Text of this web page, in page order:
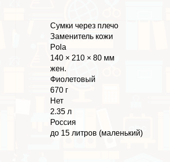
Сумки через плечо
Заменитель кожи
Pola
140 × 210 × 80 мм
жен.
Фиолетовый
670 г
Нет
2.35 л
Россия
до 15 литров (маленький)